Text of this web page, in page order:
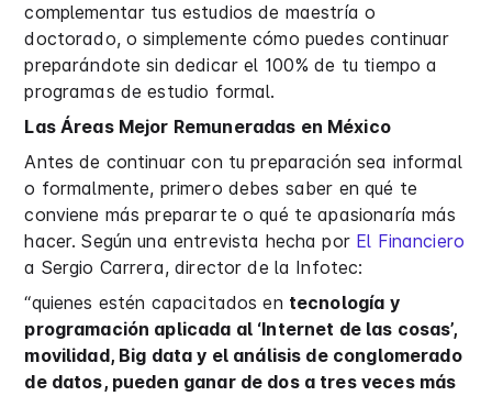
complementar tus estudios de maestría o
doctorado, o simplemente cómo puedes continuar
preparándote sin dedicar el 100% de tu tiempo a
programas de estudio formal.
Las Áreas Mejor Remuneradas en México
Antes de continuar con tu preparación sea informal
o formalmente, primero debes saber en qué te
conviene más prepararte o qué te apasionaría más
hacer. Según una entrevista hecha por El Financiero
a Sergio Carrera, director de la Infotec:
“quienes estén capacitados en tecnología y
programación aplicada al ‘Internet de las cosas’,
movilidad, Big data y el análisis de conglomerado
de datos, pueden ganar de dos a tres veces más